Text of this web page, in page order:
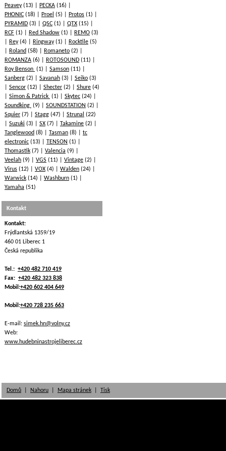
Peavey(13) PECKA (16)
PHONIC (18) Proel (5) Protos (1)
PYRAMID (3) QSC (1) QTX (15)
RCF (1) Red Shadow (1) REMO (3)
Rey(4) Ringway(1) Rocktile (5)
Roland (58) Romaneto (2)
ROMANZA (6) ROTOSOUND (11)
Roy Benson (1) Samson (11)
Sanberg (2) Savanah (3) Seiko (3)
Sencor (12) Shecter (2) Shure (4)
Simon & Patrick (1) Skytec (24)
Soundking (9) SOUNDSTATION (2)
Squier (7) Stagg (47) Strunal (22)
Suzuki (3) SX (7) Takamine (2)
Tanglewood (8) Tasman (8)
tc
electronic (13) TENSON (1)
Thomastik (7) Valencia (9)
Veelah (9) VGS (11) Vintage (2)
Virus (12) VOX (4) Walden (24)
Warwick (14) Washburn (1)
Yamaha (51)
Kontakt
Kontakt:
Frýdlantská 1359/19
460 01 Liberec 1
Česká republika
Tel.: +420 482 710 419
Fax: +420 482 323 838
Mobil:+420 602 404 649
Mobil:+420 728 235 663
E-mail: simek.hn@volny.cz
Web:
www.hudebninastrojeliberec.cz
Domů Nahoru Mapa stránek Tisk